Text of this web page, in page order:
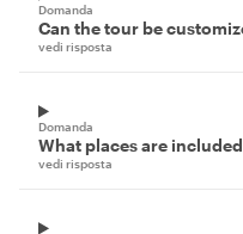
Domanda
Can the tour be
vedi risposta
Domanda
What places are
vedi risposta